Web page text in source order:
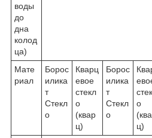
воды
до
дна
колод
ца)
Мате
риал
Борос
илика
т
Стекл
о
Кварц
евое
стекл
о
(квар
ц)
Борос
илика
т
Стекл
о
о
ц)